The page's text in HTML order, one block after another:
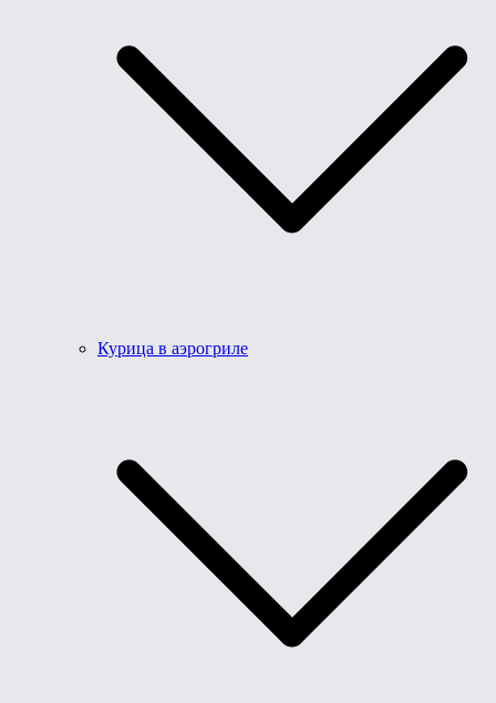
Курица в аэрогриле